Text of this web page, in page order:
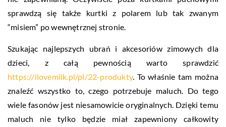
sprawdzą się także kurtki z polarem lub tak zwanym
“misiem” po wewnętrznej stronie.
Szukając najlepszych ubrań i akcesoriów zimowych dla
dzieci, z całą pewnością warto sprawdzić
https://ilovemilk.pl/pl/22-produkty. To właśnie tam można
znaleźć wszystko to, czego potrzebuje maluch. Do tego
wiele fasonów jest niesamowicie oryginalnych. Dzięki temu
maluch nie tylko będzie miał zapewniony całkowity